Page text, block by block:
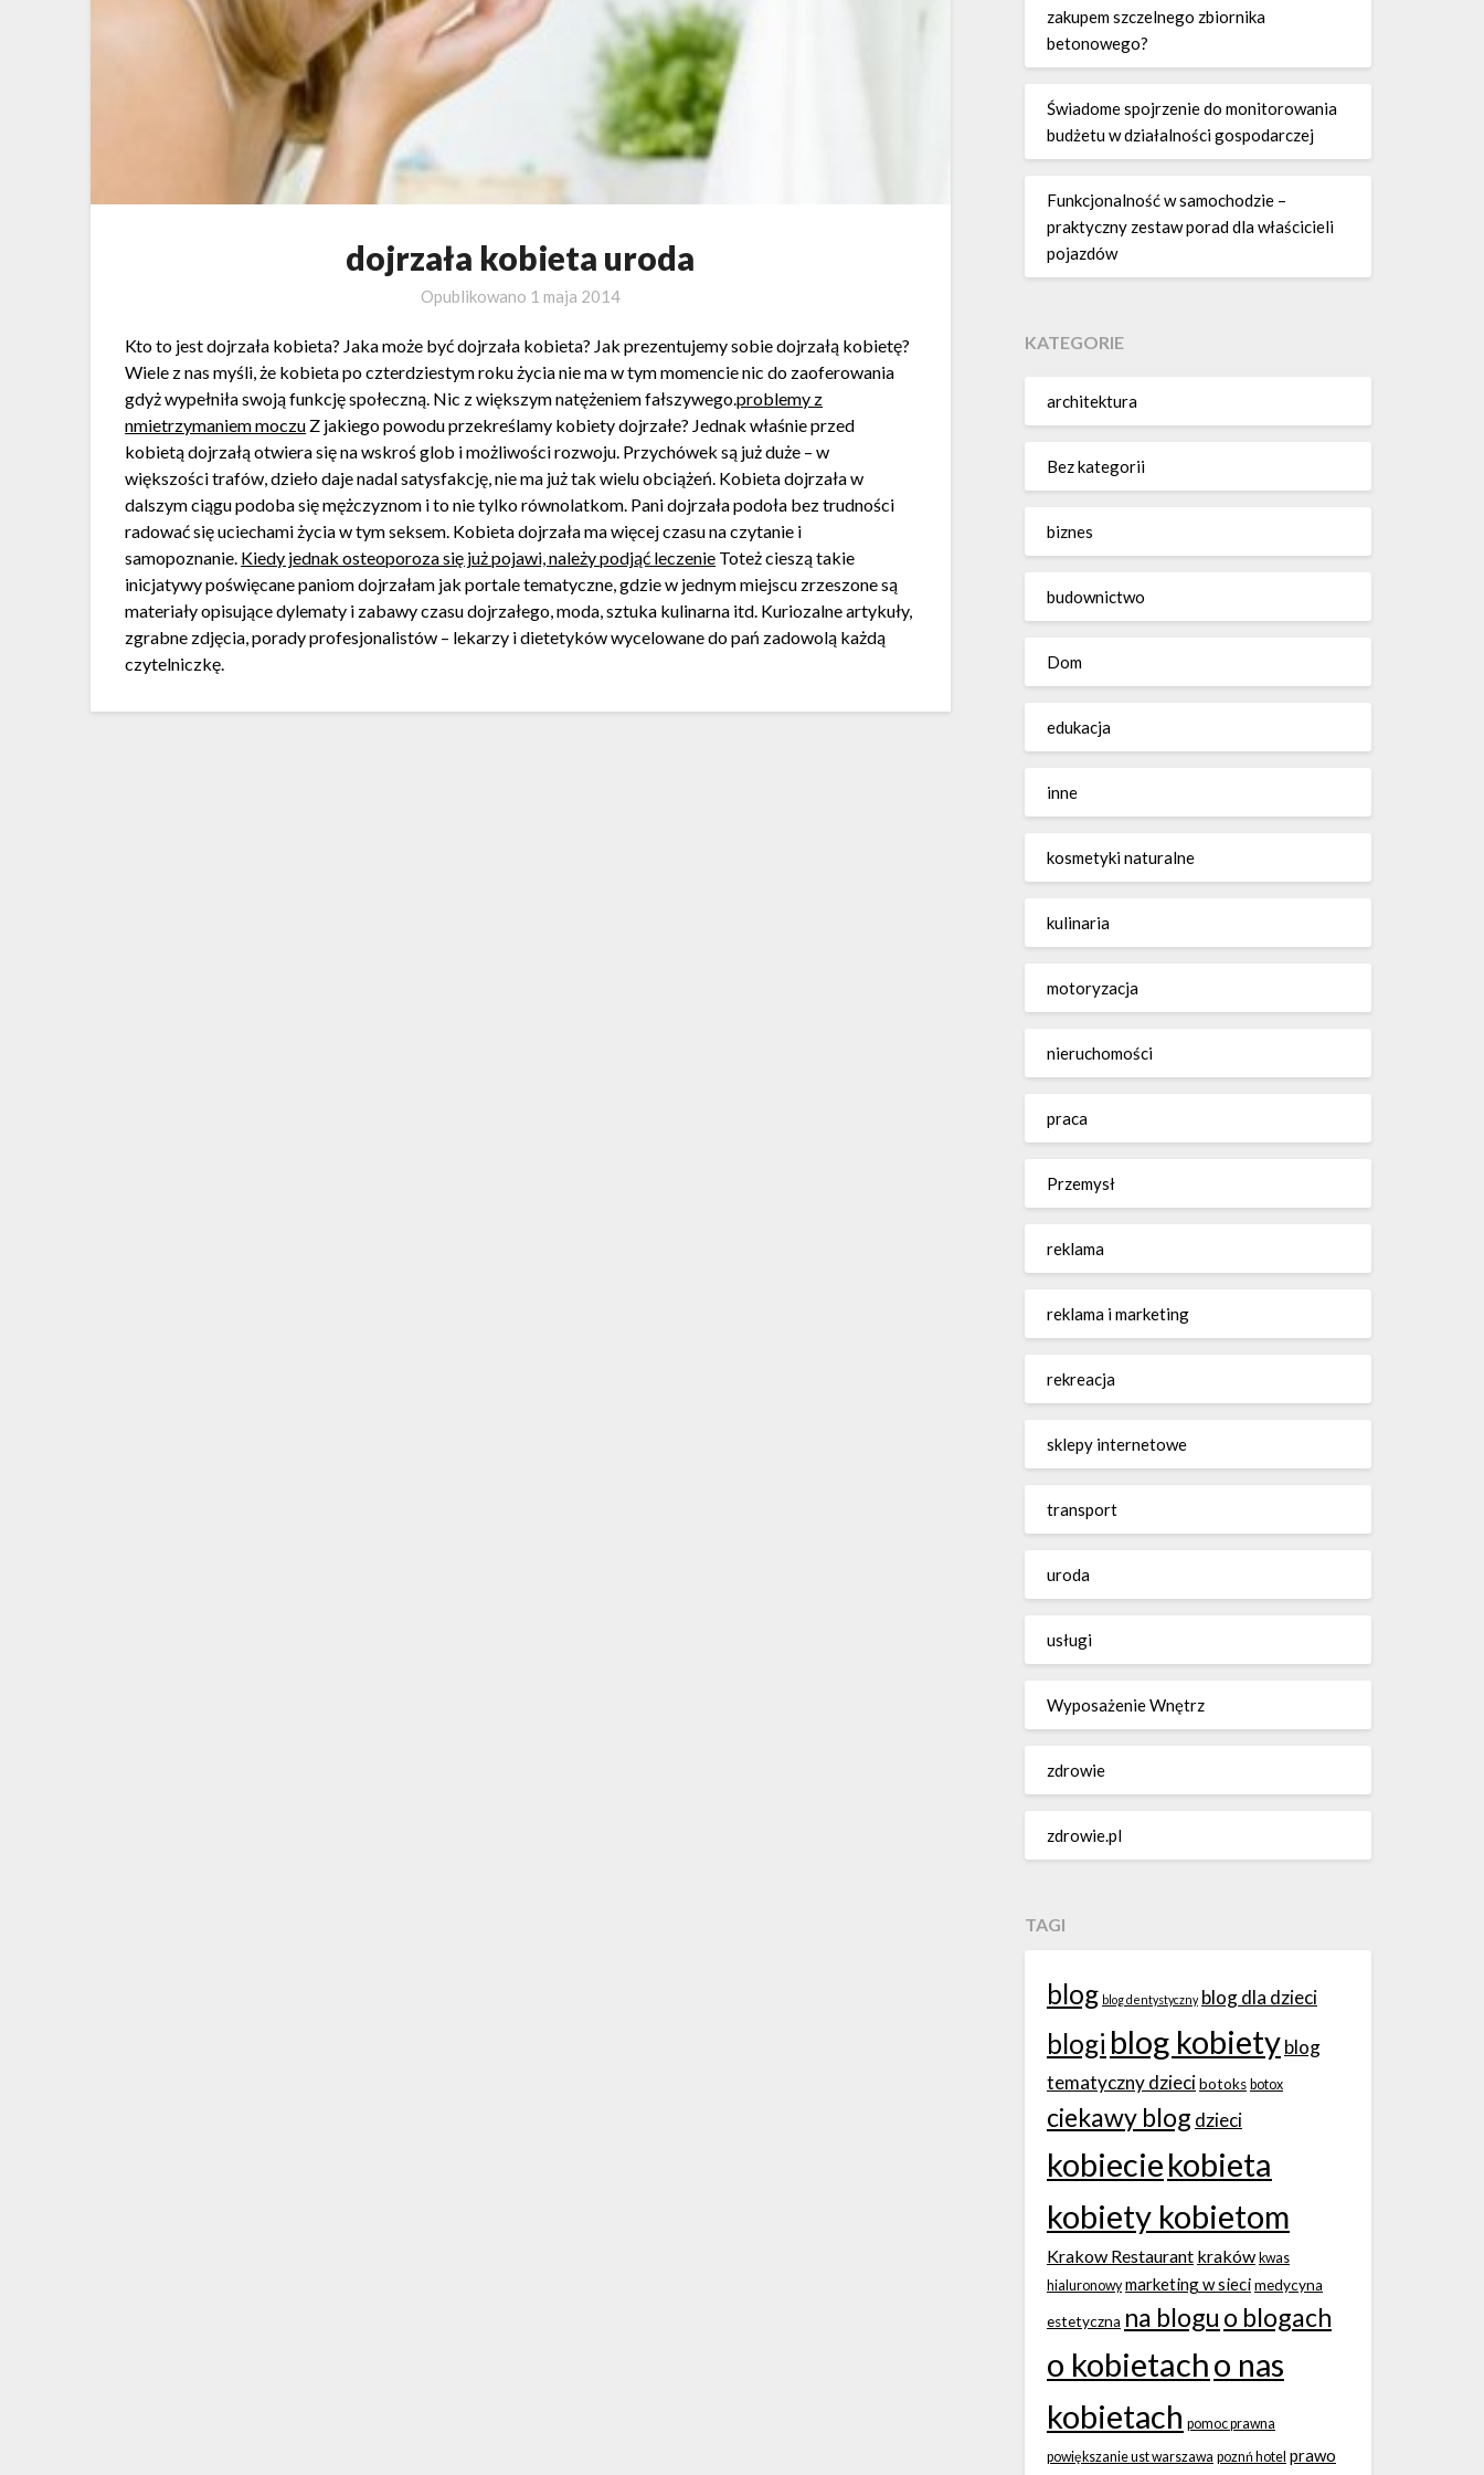
dojrzała kobieta uroda
Opublikowano 1 maja 2014
Kto to jest dojrzała kobieta? Jaka może być dojrzała kobieta? Jak prezentujemy sobie dojrzałą kobietę?
Wiele z nas myśli, że kobieta po czterdziestym roku życia nie ma w tym momencie nic do zaoferowania
gdyż wypełniła swoją funkcję społeczną. Nic z większym natężeniem fałszywego.problemy z
nmietrzymaniem moczu Z jakiego powodu przekreślamy kobiety dojrzałe? Jednak właśnie przed
kobietą dojrzałą otwiera się na wskroś glob i możliwości rozwoju. Przychówek są już duże – w
większości trafów, dzieło daje nadal satysfakcję, nie ma już tak wielu obciążeń. Kobieta dojrzała w
dalszym ciągu podoba się mężczyznom i to nie tylko równolatkom. Pani dojrzała podoła bez trudności
radować się uciechami życia w tym seksem. Kobieta dojrzała ma więcej czasu na czytanie i
samopoznanie. Kiedy jednak osteoporoza się już pojawi, należy podjąć leczenie Toteż cieszą takie
inicjatywy poświęcane paniom dojrzałam jak portale tematyczne, gdzie w jednym miejscu zrzeszone są
materiały opisujące dylematy i zabawy czasu dojrzałego, moda, sztuka kulinarna itd. Kuriozalne artykuły,
zgrabne zdjęcia, porady profesjonalistów – lekarzy i dietetyków wycelowane do pań zadowolą każdą
czytelniczkę.
zakupem szczelnego zbiornika
betonowego?
Świadome spojrzenie do monitorowania
budżetu w działalności gospodarczej
Funkcjonalność w samochodzie –
praktyczny zestaw porad dla właścicieli
pojazdów
KATEGORIE
architektura
Bez kategorii
biznes
budownictwo
Dom
edukacja
inne
kosmetyki naturalne
kulinaria
motoryzacja
nieruchomości
praca
Przemysł
reklama
reklama i marketing
rekreacja
sklepy internetowe
transport
uroda
usługi
Wyposażenie Wnętrz
zdrowie
zdrowie.pl
TAGI
blog blog dentystyczny blog dla dzieci
blogi blog kobietyblog
tematyczny dziecibotoks botox
ciekawy blog dzieci
kobieciekobieta
kobiety kobietom
Krakow Restaurant kraków kwas
hialuronowy marketing w siecimedycyna
estetyczna na blogu o blogach
o kobietacho nas
kobietach pomoc prawna
powiększanie ust warszawa poznń hotel prawo